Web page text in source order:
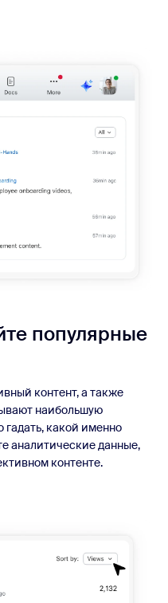
популярные
контент, а также
наибольшую
гадать, какой именно
аналитические данные,
контенте.